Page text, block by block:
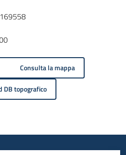
Consulta la mappa
DB topografico